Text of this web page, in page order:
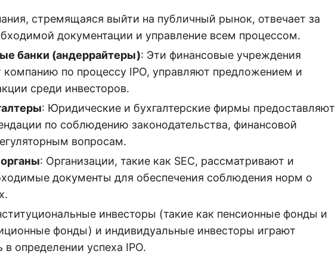
стремящаяся выйти на публичный рынок, отвечает за
документации и управление всем процессом.
банки (андеррайтеры): Эти финансовые учреждения
компанию по процессу IPO, управляют предложением и
среди инвесторов.
: Юридические и бухгалтерские фирмы предоставляют
по соблюдению законодательства, финансовой
вопросам.
: Организации, такие как SEC, рассматривают и
документы для обеспечения соблюдения норм о
инвесторы (такие как пенсионные фонды и
фонды) и индивидуальные инвесторы играют
определении успеха IPO.